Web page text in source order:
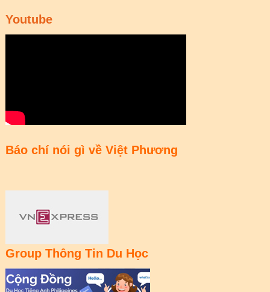
Youtube
Báo chí nói gì về Việt Phương
Group Thông Tin Du Học